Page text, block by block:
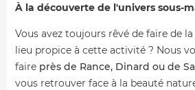
À la découverte de l'univers sous-
Vous avez toujours rêvé de faire de
lieu propice à cette activité ? Nous
faire près de Rance, Dinard ou de
vous retrouver face à la beauté